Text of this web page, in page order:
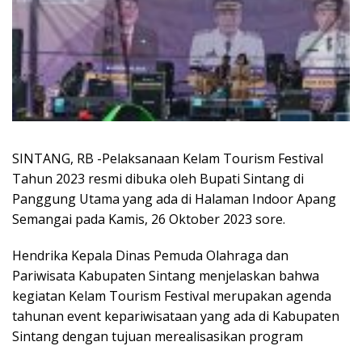
SINTANG, RB -Pelaksanaan Kelam Tourism Festival
Tahun 2023 resmi dibuka oleh Bupati Sintang di
Panggung Utama yang ada di Halaman Indoor Apang
Semangai pada Kamis, 26 Oktober 2023 sore.
Hendrika Kepala Dinas Pemuda Olahraga dan
Pariwisata Kabupaten Sintang menjelaskan bahwa
kegiatan Kelam Tourism Festival merupakan agenda
tahunan event kepariwisataan yang ada di Kabupaten
Sintang dengan tujuan merealisasikan program